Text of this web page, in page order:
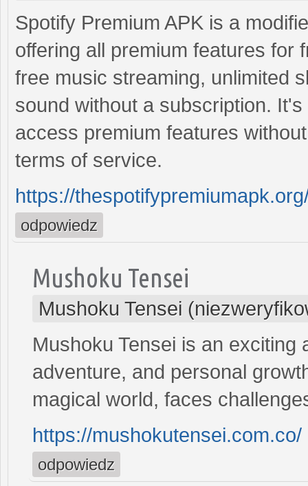
Spotify Premium APK is a
offering all premium features for
free music streaming, unlimited
sound without a subscription.
access premium features
terms of service.
https://
odpowiedz
Mushoku Tensei
Mushoku Tensei
Mushoku Tensei is an exciting
adventure, and personal
magical world, faces
https://mushokutensei.com.co/
odpowiedz